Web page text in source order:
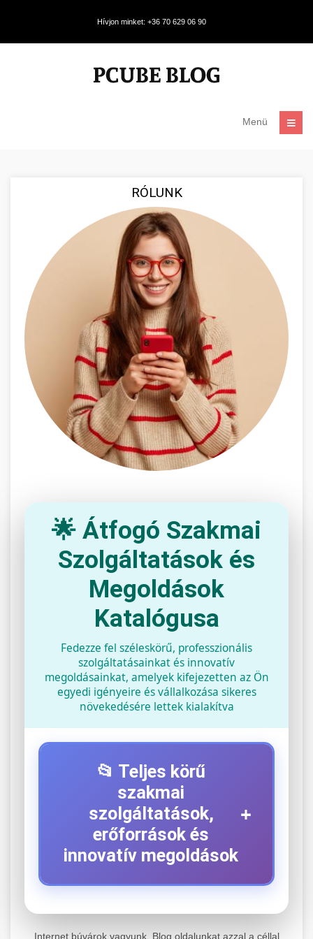
Hívjon minket: +36 70 629 06 90
Menü
RÓLUNK
🌟 Átfogó Szakmai
Szolgáltatások és
Megoldások
Katalógusa
Fedezze fel széleskörű, professzionális
szolgáltatásainkat és innovatív
megoldásainkat, amelyek kifejezetten az Ön
egyedi igényeire és vállalkozása sikeres
növekedésére lettek kialakítva
📂 Teljes körű
szakmai
szolgáltatások,
erőforrások és
innovatív megoldások
+
+
Internet búvárok vagyunk. Blog oldalunkat azzal a céllal